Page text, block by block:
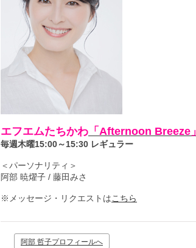
エフエムたちかわ 「Afternoon Breeze」
毎週木曜15:00～15:30 レギュラー
＜パーソナリティ＞
阿部 暁燿子 / 藤田みさ
※メッセージ・リクエストはこちら
阿部 哲子プロフィールへ